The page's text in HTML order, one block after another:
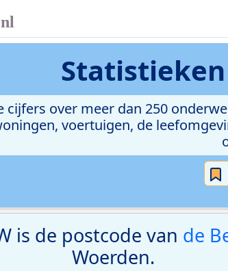
Statistieken
cijfers over meer dan 250
voertuigen, de
is de postcode van de
Woerden.